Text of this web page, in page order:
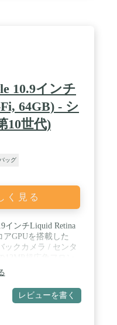
・
Mate・HP・Lenovo
）に対応してい
も対応しています。
ブルは仕様が高
太くなっています。
より、安全かつ安定
保護システムによ
電ができます。過充
しており、10,000
高耐久性を実現して
10.9インチ
64GB) - シ
10世代)
ッグ
く見る
インチLiquid Retina
アGPUを搭載した
ックカメラ / センタ
PayのためのTouch
超高速Wi-Fi 6に対応
Cコネクタ / あら
むための、一日中
万能に。生産性を
レビューを書く